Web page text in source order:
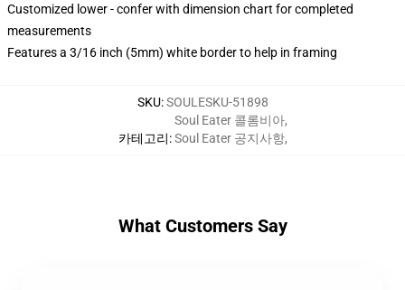
Customized lower - confer with dimension chart for completed
measurements
Features a 3/16 inch (5mm) white border to help in framing
SKU:SOULESKU-51898
카테고리:
Soul Eater 콜롬비아,
Soul Eater 공지사항,
What Customers Say